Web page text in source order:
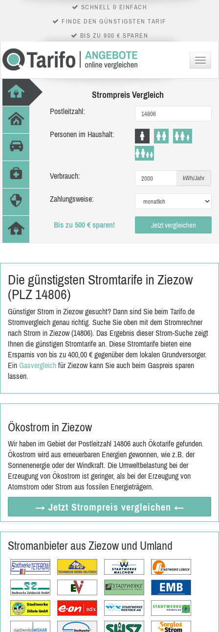
SCHNELL & EINFACH
FINDE DEN GÜNSTIGSTEN TARIF
BIS ZU 900 € SPAREN
Menü
Strompreis Vergleich
Postleitzahl:
Personen im Haushalt:
Verbrauch: kWh/Jahr
Zahlungsweise:
Bis zu 500 € sparen! Jetzt vergleichen
Die günstigsten Stromtarife in Ziezow
(PLZ 14806)
Günstiger Strom in Ziezow gesucht? Dann sind Sie beim Tarifo.de
Stromvergleich genau richtig. Suche Sie oben mit dem Stromrechner
nach Strom in Ziezow (14806). Das Ergebnis dieser Strom-Suche zeigt
Ihnen die günstigen Stromtarife an. Diese Stromtarife bieten eine
Ersparnis von bis zu 400,00 € gegenüber dem lokalen Grundversorger.
Ein Gasvergleich für Ziezow kann Sie auch beim Gaspreis sparen
lassen.
Ökostrom in Ziezow
Wir haben im Gebiet der Postleitzahl 14806 auch Ökotarife gefunden.
Ökostrom wird aus erneuerbaren Energien gewonnen, wie z.B. der
Sonnenenergie oder der Windkraft. Die Umweltbelastung bei der
Erzeugung von Ökostrom ist geringer, als bei der Erzeugung von
Atomstrom oder Strom aus fossilen Energieträgern.
→ Jetzt Strompreis vergleichen ←
Stromanbieter aus Ziezow und Umland